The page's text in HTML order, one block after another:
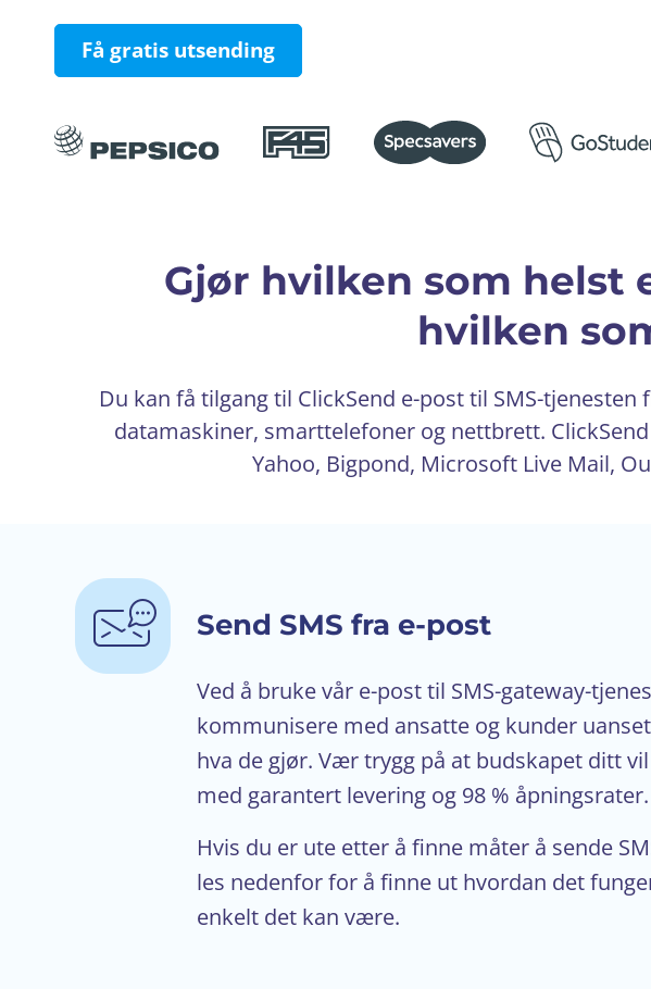
Få gratis utsending
Gjør hvilken som helst
hvilken
Du kan få tilgang til ClickSend e-post til SMS-
datamaskiner, smarttelefoner og nettbrett.
Yahoo, Bigpond, Microsoft Live Mail,
Send SMS fra e-post
Ved å bruke vår e-post til SMS-gateway-
kommunisere med ansatte og kunder
hva de gjør. Vær trygg på at budskapet ditt
med garantert levering og 98 % åpningsrater.
Hvis du er ute etter å finne måter å sende
les nedenfor for å finne ut hvordan det
enkelt det kan være.